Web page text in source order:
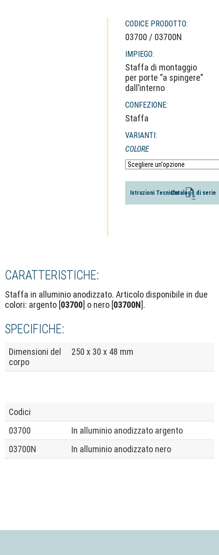
CODICE PRODOTTO:
03700 / 03700N
IMPIEGO:
Staffa di montaggio
per porte “a spingere”
dall’interno
CONFEZIONE:
Staffa
VARIANTI:
COLORE
Istruzioni TecnicheCatalogo di serie
CARATTERISTICHE:
Staffa in alluminio anodizzato. Articolo disponibile in due
colori: argento [03700] o nero [03700N].
SPECIFICHE:
Dimensioni del
corpo
250 x 30 x 48 mm
Codici
03700
In alluminio anodizzato argento
03700N
In alluminio anodizzato nero